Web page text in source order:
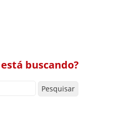
buscando?